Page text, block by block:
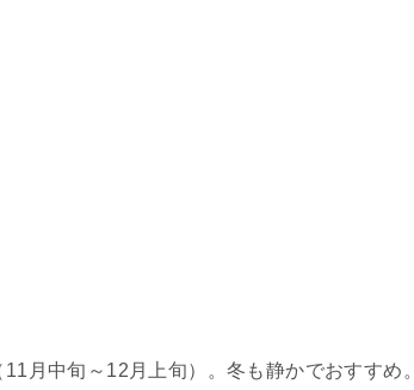
月中旬～12月上旬）。冬も静かでおすすめ。